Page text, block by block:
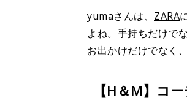
yumaさんは、 ZARA
よね。手持ちだけで
お出かけだけでなく
【H＆М】コ